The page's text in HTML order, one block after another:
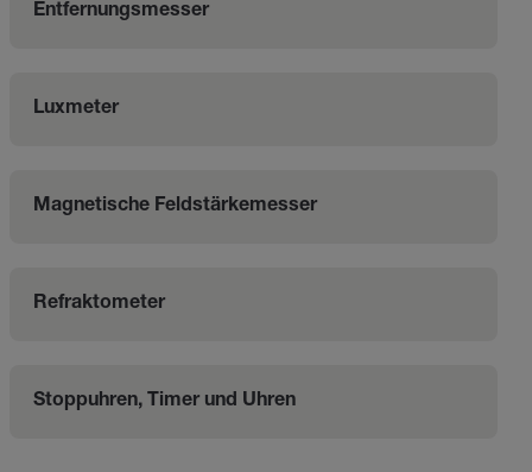
Entfernungsmesser
Luxmeter
Magnetische Feldstärkemesser
Refraktometer
Stoppuhren, Timer und Uhren